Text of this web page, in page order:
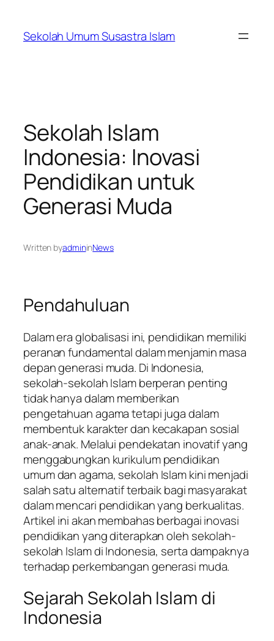
content
Sekolah Umum Susastra Islam
Sekolah Islam
Indonesia: Inovasi
Pendidikan untuk
Generasi Muda
Written byadmininNews
Pendahuluan
Dalam era globalisasi ini, pendidikan memiliki
peranan fundamental dalam menjamin masa
depan generasi muda. Di Indonesia,
sekolah-sekolah Islam berperan penting
tidak hanya dalam memberikan
pengetahuan agama tetapi juga dalam
membentuk karakter dan kecakapan sosial
anak-anak. Melalui pendekatan inovatif yang
menggabungkan kurikulum pendidikan
umum dan agama, sekolah Islam kini menjadi
salah satu alternatif terbaik bagi masyarakat
dalam mencari pendidikan yang berkualitas.
Artikel ini akan membahas berbagai inovasi
pendidikan yang diterapkan oleh sekolah-
sekolah Islam di Indonesia, serta dampaknya
terhadap perkembangan generasi muda.
Sejarah Sekolah Islam di
Indonesia